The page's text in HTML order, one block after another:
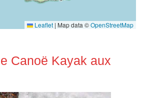
Leaflet | Map data ©OpenStreetMap
Canoë Kayak aux